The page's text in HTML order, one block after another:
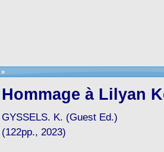
»
Hommage à Lilyan
GYSSELS. K. (Guest Ed.)
(122pp., 2023)